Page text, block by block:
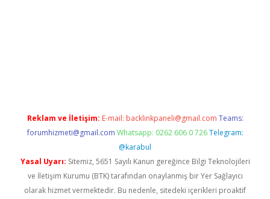
Reklam ve İletişim: E-mail: backlinkpaneli@gmail.com Teams:
forumhizmeti@gmail.com Whatsapp: 0262 606 0 726 Telegram:
@karabul
Yasal Uyarı: Sitemiz, 5651 Sayılı Kanun gereğince Bilgi Teknolojileri
ve İletişim Kurumu (BTK) tarafından onaylanmış bir Yer Sağlayıcı
olarak hizmet vermektedir. Bu nedenle, sitedeki içerikleri proaktif